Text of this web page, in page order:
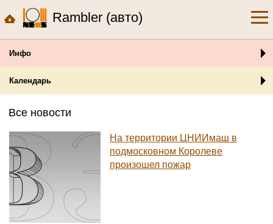
Rambler (авто)
Инфо
Календарь
Все новости
На территории ЦНИИмаш в
подмосковном Королеве
произошел пожар